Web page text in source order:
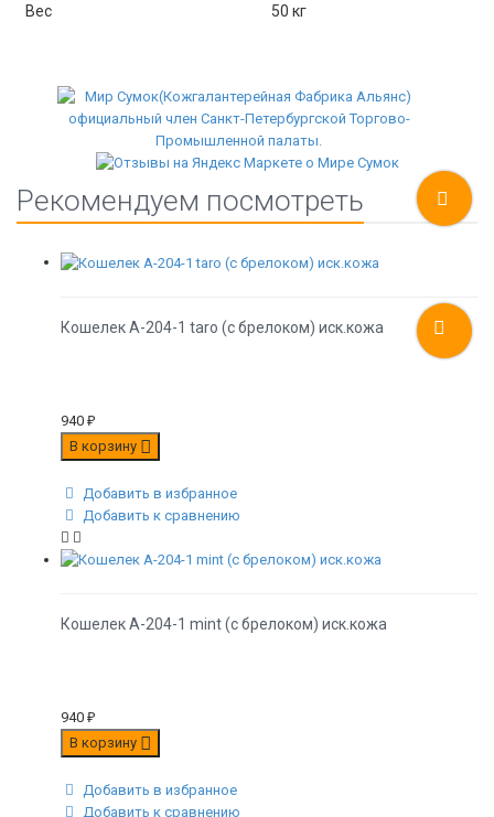
Вес 50 кг
Рекомендуем посмотреть
Кошелек A-204-1 taro (с брелоком) иск.кожа
940 ₽
В корзину
Добавить в избранное
Добавить к сравнению
Кошелек A-204-1 mint (с брелоком) иск.кожа
940 ₽
В корзину
Добавить в избранное
Добавить к сравнению